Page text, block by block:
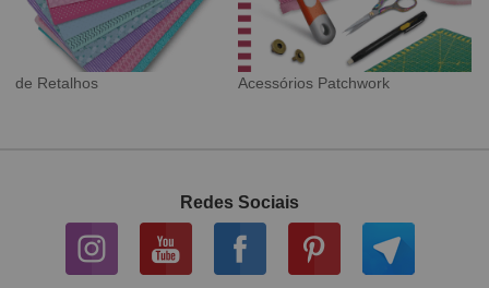
Tecido Digital Sarja Impermeável
Redes Sociais